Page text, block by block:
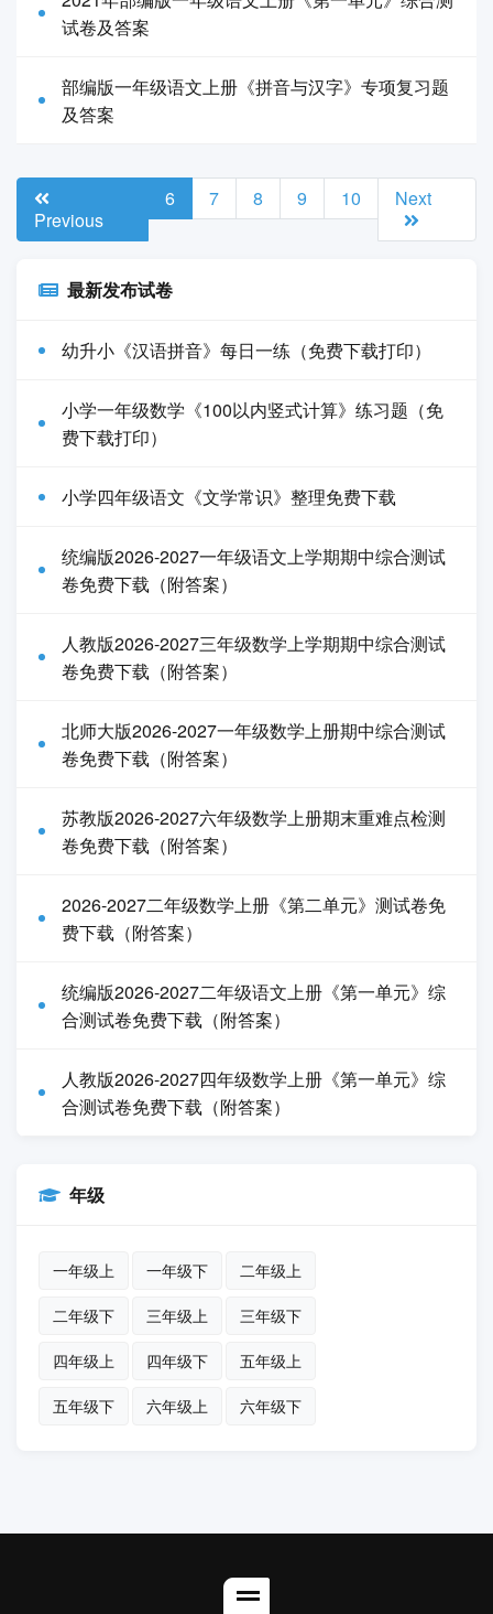
试卷及答案
部编版一年级语文上册《拼音与汉字》专项复习题
及答案
Previous
6 7 8 9 10 Next
最新发布试卷
幼升小《汉语拼音》每日一练（免费下载打印）
小学一年级数学《100以内竖式计算》练习题（免
费下载打印）
小学四年级语文《文学常识》整理免费下载
统编版2026-2027一年级语文上学期期中综合测试
卷免费下载（附答案）
人教版2026-2027三年级数学上学期期中综合测试
卷免费下载（附答案）
北师大版2026-2027一年级数学上册期中综合测试
卷免费下载（附答案）
苏教版2026-2027六年级数学上册期末重难点检测
卷免费下载（附答案）
2026-2027二年级数学上册《第二单元》测试卷免
费下载（附答案）
统编版2026-2027二年级语文上册《第一单元》综
合测试卷免费下载（附答案）
人教版2026-2027四年级数学上册《第一单元》综
合测试卷免费下载（附答案）
年级
一年级上 一年级下 二年级上
二年级下 三年级上 三年级下
四年级上 四年级下 五年级上
五年级下 六年级上 六年级下